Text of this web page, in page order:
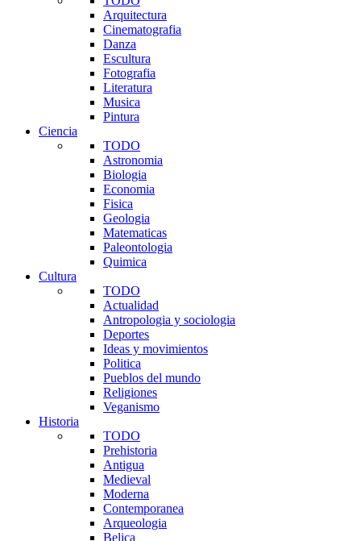
Arquitectura
Cinematografia
Danza
Escultura
Fotografia
Literatura
Musica
Pintura
Ciencia
TODO
Astronomia
Biologia
Economia
Fisica
Geologia
Matematicas
Paleontologia
Quimica
Cultura
TODO
Actualidad
Antropologia y sociologia
Deportes
Ideas y movimientos
Politica
Pueblos del mundo
Religiones
Veganismo
Historia
TODO
Prehistoria
Antigua
Medieval
Moderna
Contemporanea
Arqueologia
Belica